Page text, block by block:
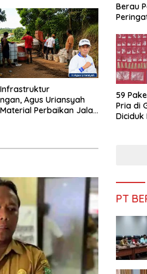
Agus Uriansyah
Perbaikan Jalan
Berau
59
Pria di
Diciduk
PT